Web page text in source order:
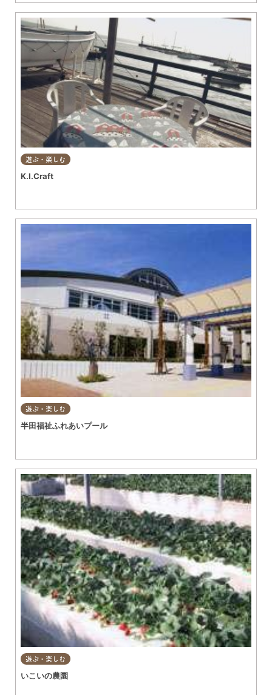
遊ぶ・楽しむ
K.I.Craft
遊ぶ・楽しむ
半田福祉ふれあいプール
遊ぶ・楽しむ
いこいの農園